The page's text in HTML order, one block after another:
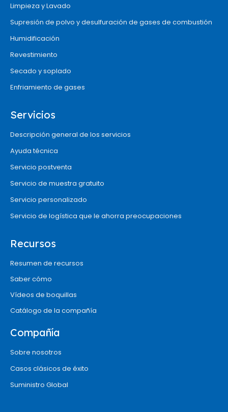
Limpieza y Lavado
Supresión de polvo y desulfuración de gases de combustión
Humidificación
Revestimiento
Secado y soplado
Enfriamiento de gases
Servicios
Descripción general de los servicios
Ayuda técnica
Servicio postventa
Servicio de muestra gratuito
Servicio personalizado
Servicio de logística que le ahorra preocupaciones
Recursos
Resumen de recursos
Saber cómo
Vídeos de boquillas
Catálogo de la compañía
Compañía
Sobre nosotros
Casos clásicos de éxito
Suministro Global